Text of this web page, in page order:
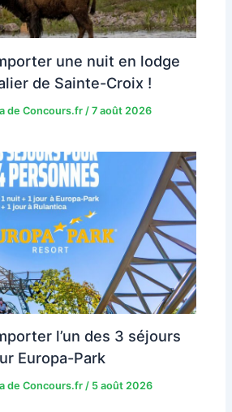
une nuit en lodge
de Sainte-Croix !
de Concours.fr/7 août 2026
l’un des 3 séjours
Europa-Park
de Concours.fr/ 5 août 2026